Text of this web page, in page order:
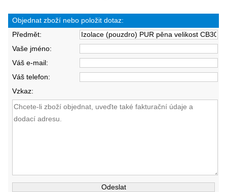
Objednat zboží nebo položit dotaz:
Předmět:
Vaše jméno:
Váš e-mail:
Váš telefon:
Vzkaz: